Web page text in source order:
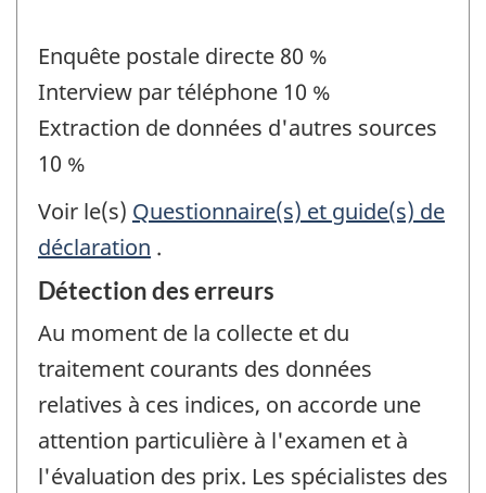
Enquête postale directe 80 %
Interview par téléphone 10 %
Extraction de données d'autres sources
10 %
Voir le(s) Questionnaire(s) et guide(s) de
déclaration .
Détection des erreurs
Au moment de la collecte et du
traitement courants des données
relatives à ces indices, on accorde une
attention particulière à l'examen et à
l'évaluation des prix. Les spécialistes des